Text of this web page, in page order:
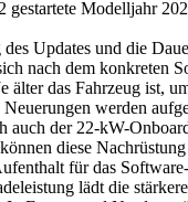
gestartete Modelljahr
Updates und die
nach dem konkreten
älter das Fahrzeug ist,
Neuerungen werden
auch der 22-kW-
diese
für das
lädt die